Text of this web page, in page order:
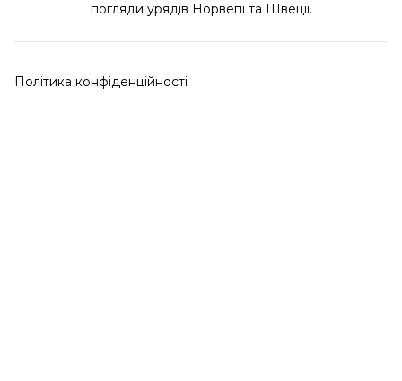
погляди урядів Норвегії та Швеції.
Політика конфіденційності